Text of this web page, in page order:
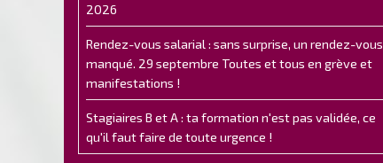
2026
Rendez-vous salarial : sans surprise, un rendez-vous
manqué. 29 septembre Toutes et tous en grève et
manifestations !
Stagiaires B et A : ta formation n'est pas validée, ce
qu'il faut faire de toute urgence !